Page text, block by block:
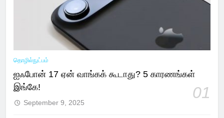
தொழில்நுட்பம்
ஐஃபோன் 17 ஏன் வாங்கக் கூடாது? 5 காரணங்கள்
இங்கே!
01
September 9, 2025